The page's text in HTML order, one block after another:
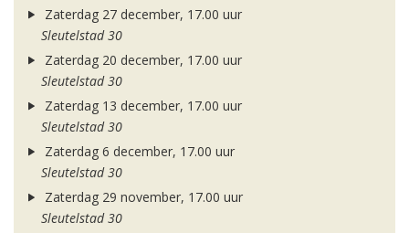
Zaterdag 27 december, 17.00 uur
Sleutelstad 30
Zaterdag 20 december, 17.00 uur
Sleutelstad 30
Zaterdag 13 december, 17.00 uur
Sleutelstad 30
Zaterdag 6 december, 17.00 uur
Sleutelstad 30
Zaterdag 29 november, 17.00 uur
Sleutelstad 30